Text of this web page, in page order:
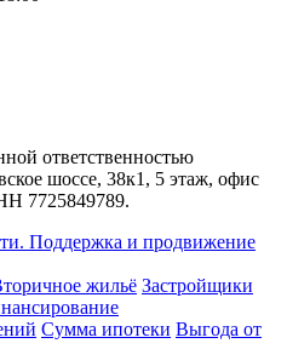
ответственностью
шоссе, 38к1, 5 этаж, офис
7725849789.
Поддержка и продвижение
жильё Застройщики
Сумма ипотеки Выгода от